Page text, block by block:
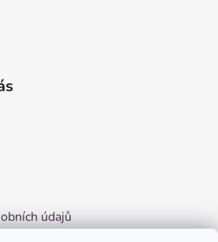
údajů